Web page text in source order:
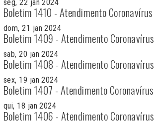
seg, 22 jan 2024
Boletim 1410 - Atendimento Coronavírus
dom, 21 jan 2024
Boletim 1409 - Atendimento Coronavírus
sab, 20 jan 2024
Boletim 1408 - Atendimento Coronavírus
sex, 19 jan 2024
Boletim 1407 - Atendimento Coronavírus
qui, 18 jan 2024
Boletim 1406 - Atendimento Coronavírus